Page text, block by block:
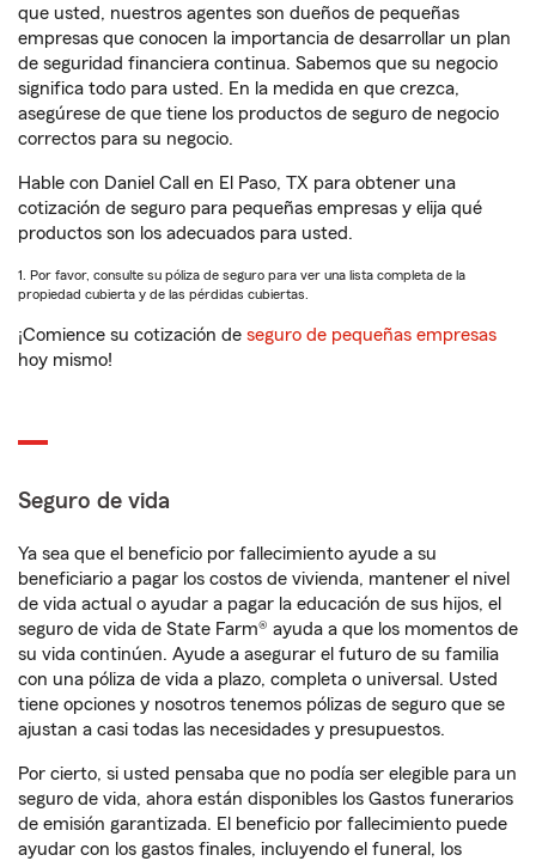
que usted, nuestros agentes son dueños de pequeñas
empresas que conocen la importancia de desarrollar un plan
de seguridad financiera continua. Sabemos que su negocio
significa todo para usted. En la medida en que crezca,
asegúrese de que tiene los productos de seguro de negocio
correctos para su negocio.
Hable con Daniel Call en El Paso, TX para obtener una
cotización de seguro para pequeñas empresas y elija qué
productos son los adecuados para usted.
1. Por favor, consulte su póliza de seguro para ver una lista completa de la
propiedad cubierta y de las pérdidas cubiertas.
¡Comience su cotización de seguro de pequeñas empresas
hoy mismo!
Seguro de vida
Ya sea que el beneficio por fallecimiento ayude a su
beneficiario a pagar los costos de vivienda, mantener el nivel
de vida actual o ayudar a pagar la educación de sus hijos, el
seguro de vida de State Farm® ayuda a que los momentos de
su vida continúen. Ayude a asegurar el futuro de su familia
con una póliza de vida a plazo, completa o universal. Usted
tiene opciones y nosotros tenemos pólizas de seguro que se
ajustan a casi todas las necesidades y presupuestos.
Por cierto, si usted pensaba que no podía ser elegible para un
seguro de vida, ahora están disponibles los Gastos funerarios
de emisión garantizada. El beneficio por fallecimiento puede
ayudar con los gastos finales, incluyendo el funeral, los